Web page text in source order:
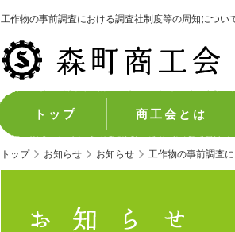
工作物の事前調査における調査社制度等の周知につい
トップ 商工会とは
トップ お知らせ お知らせ 工作物の事前調査